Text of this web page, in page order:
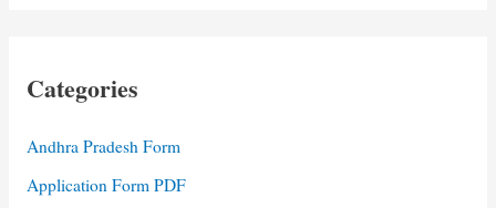
Categories
Andhra Pradesh Form
Application Form PDF